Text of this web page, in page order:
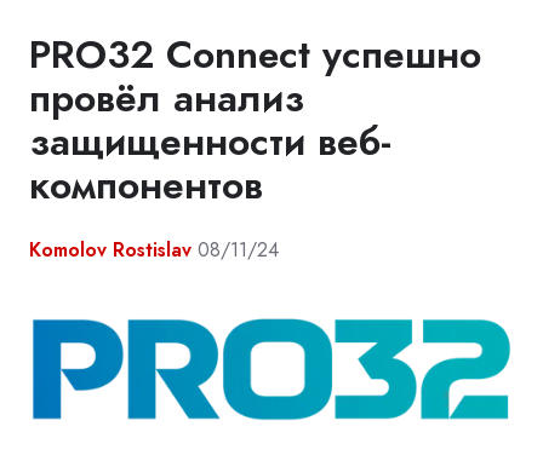
PRO32 Connect успешно
провёл анализ
защищенности веб-
компонентов
Komolov Rostislav 08/11/24